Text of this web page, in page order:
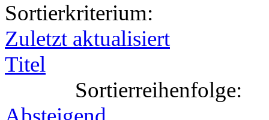
Sortierkriterium:
Zuletzt aktualisiert
Titel
Sortierreihenfolge: